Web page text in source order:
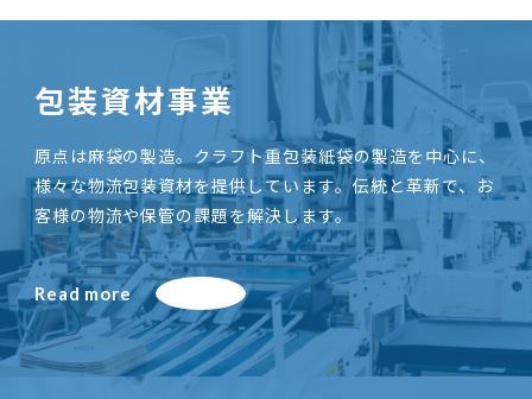
包装資材事業
原点は麻袋の製造。クラフト重包装紙袋の製造を中心に、
様々な物流包装資材を提供しています。伝統と革新で、お
客様の物流や保管の課題を解決します。
Read more